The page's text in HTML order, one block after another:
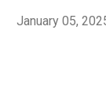
January 05,